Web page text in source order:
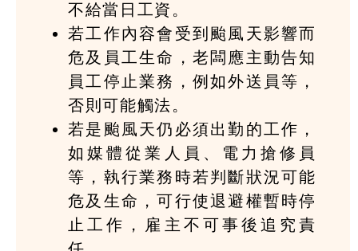
不給當日工資。
若工作內容會受到颱風天影響而
危及員工生命，老闆應主動告知
員工停止業務，例如外送員等，
否則可能觸法。
若是颱風天仍必須出勤的工作，
如媒體從業人員、電力搶修員
等，執行業務時若判斷狀況可能
危及生命，可行使退避權暫時停
止工作，雇主不可事後追究責